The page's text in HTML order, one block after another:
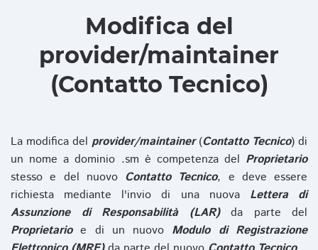
Modifica del
provider/maintainer
(Contatto Tecnico)
La modifica del provider/maintainer(Contatto Tecnico) di
un nome a dominio .sm è competenza del Proprietario
stesso e del nuovo Contatto Tecnico, e deve essere
richiesta mediante l'invio di una nuova Lettera di
Assunzione di Responsabilità (LAR)da parte del
Proprietarioe di un nuovo Modulo di Registrazione